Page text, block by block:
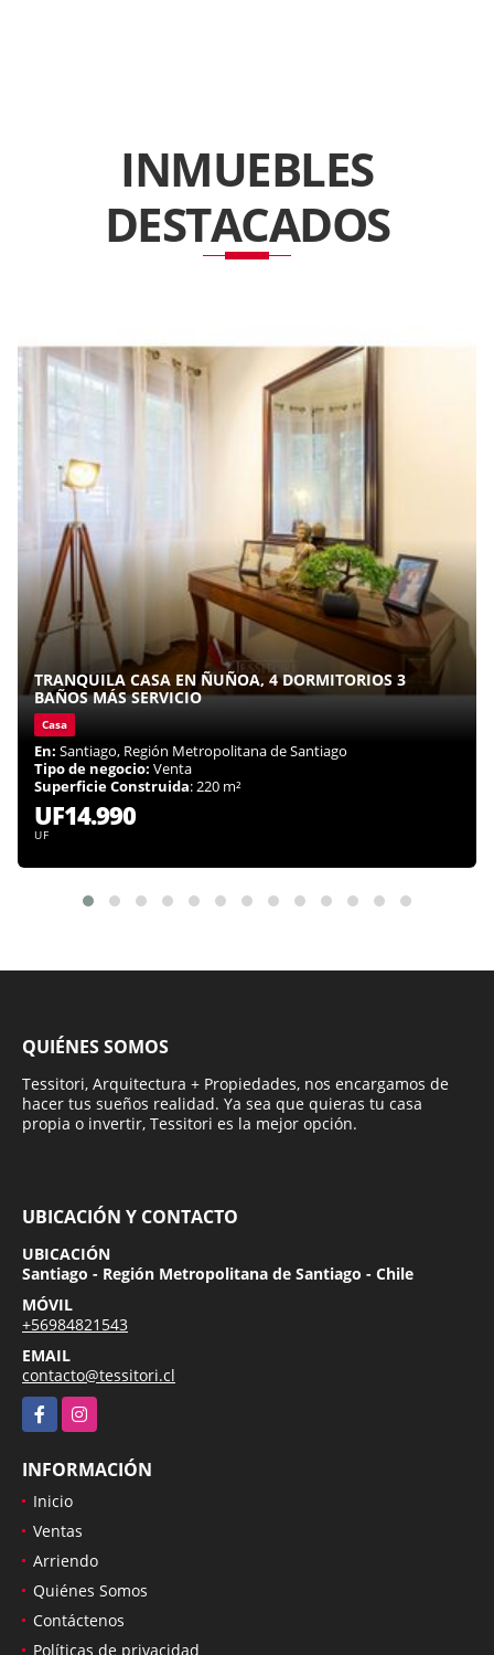
INMUEBLES
DESTACADOS
TRANQUILA CASA EN ÑUÑOA, 4 DORMITORIOS 3
BAÑOS MÁS SERVICIO
Casa
En: Santiago, Región Metropolitana de Santiago
Tipo de negocio: Venta
Superficie Construida: 220 m²
UF14.990
UF
QUIÉNES SOMOS
Tessitori, Arquitectura + Propiedades, nos encargamos de
hacer tus sueños realidad. Ya sea que quieras tu casa
propia o invertir, Tessitori es la mejor opción.
UBICACIÓN Y CONTACTO
UBICACIÓN
Santiago - Región Metropolitana de Santiago - Chile
MÓVIL
+56984821543
EMAIL
contacto@tessitori.cl
FacebookInstagram
INFORMACIÓN
Inicio
Ventas
Arriendo
Quiénes Somos
Contáctenos
Políticas de privacidad